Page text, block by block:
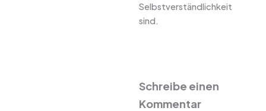
Selbstverständlichkeit
sind.
Schreibe einen
Kommentar